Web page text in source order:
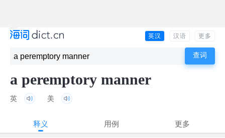
英汉 汉语 更多
a peremptory manner
英 美
释义 用例 更多